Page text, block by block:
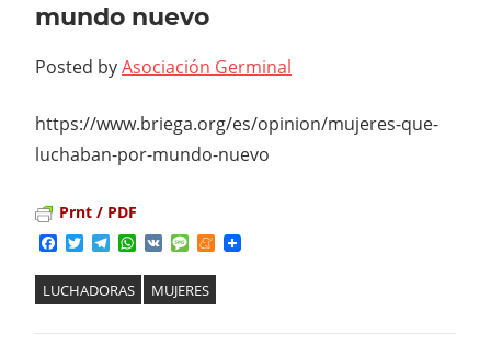
mundo nuevo
Posted byAsociación Germinal
https://www.briega.org/es/opinion/mujeres-que-
luchaban-por-mundo-nuevo
Prnt / PDF
Facebook
TwitterTelegram
WhatsApp
VK MessageMeneame
LUCHADORAS MUJERES